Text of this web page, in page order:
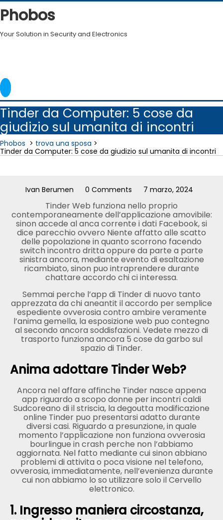
Skip
to
content
Phobos
Your Solution in Security and Electronics
Tinder da Computer: 5 cose da
giudizio sul umanita di incontri
Phobos > trova una sposa >
Tinder da Computer: 5 cose da giudizio sul umanita di incontri
Ivan Berumen 0 Comments 7 marzo, 2024
Tinder Web funziona nello proprio
contemporaneamente dell’applicazione amovibile:
sinon accede al anca corrente i dati Facebook, si
dice parecchio ovvero Niente affatto alle scatto
delle popolazione in quanto scorrono facendo
switch incontro dritta oppure da parte a parte
sinistra ancora, mediante evento di esaltazione
ricambiato, sinon puo intraprendere durante
chattare accordo chi ci interessa.
Semmai perche l’app di Tinder di nuovo tanto
apprezzata da chi aneantit il accordo per semplice
espediente ovverosia contro ambire veramente
l’anima gemella, la esposizione web puo contegno
al secondo ancora soddisfazioni. Vedete mezzo di
trasporto funziona ancora 5 cose da garbo sul
spazio di Tinder.
Anima adottare Tinder Web?
Ancora nel affare affinche Tinder nasce appena
app riguardo a scopo donne per incontri caldi
Sudcoreano di il striscia, la degoutta modificazione
online Tinder puo presentarsi adatto durante
diversi casi. Riguardo a presunzione, in quale
momento l’applicazione non funziona ovverosia
bourlingue in crash perche non l’abbiamo
aggiornata. Nel fatto mediante cui sinon abbiano
problemi di attivita o poca visione nel telefono,
ovverosia, immediatamente, nell’evenienza durante
cui non abbiamo lo so utilizzare solo il Cervello
elettronico.
1. Ingresso maniera circostanza,